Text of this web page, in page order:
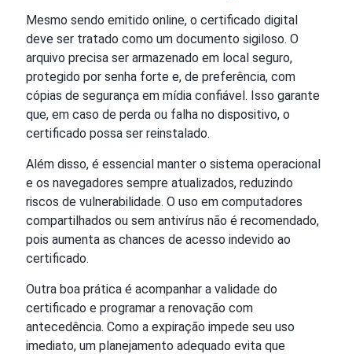
Mesmo sendo emitido online, o certificado digital
deve ser tratado como um documento sigiloso. O
arquivo precisa ser armazenado em local seguro,
protegido por senha forte e, de preferência, com
cópias de segurança em mídia confiável. Isso garante
que, em caso de perda ou falha no dispositivo, o
certificado possa ser reinstalado.
Além disso, é essencial manter o sistema operacional
e os navegadores sempre atualizados, reduzindo
riscos de vulnerabilidade. O uso em computadores
compartilhados ou sem antivírus não é recomendado,
pois aumenta as chances de acesso indevido ao
certificado.
Outra boa prática é acompanhar a validade do
certificado e programar a renovação com
antecedência. Como a expiração impede seu uso
imediato, um planejamento adequado evita que